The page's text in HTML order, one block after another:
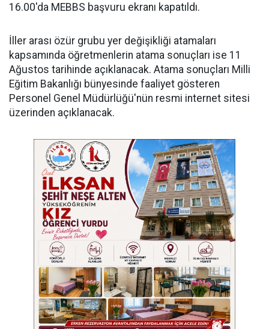
16.00'da MEBBS başvuru ekranı kapatıldı.
İller arası özür grubu yer değişikliği atamaları
kapsamında öğretmenlerin atama sonuçları ise 11
Ağustos tarihinde açıklanacak. Atama sonuçları Milli
Eğitim Bakanlığı bünyesinde faaliyet gösteren
Personel Genel Müdürlüğü'nün resmi internet sitesi
üzerinden açıklanacak.